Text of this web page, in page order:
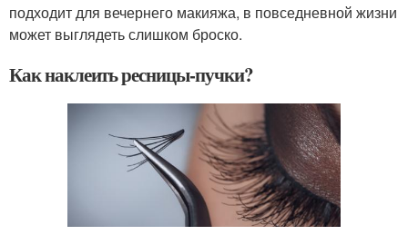
подходит для вечернего макияжа, в повседневной жизни
может выглядеть слишком броско.
Как наклеить ресницы-пучки?